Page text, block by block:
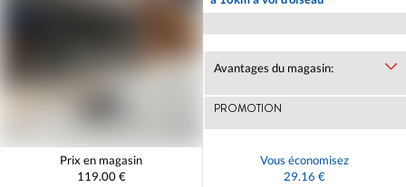
Avantages du magasin:
PROMOTION
Prix en magasin
119.00 €
Vous économisez
29.16 €